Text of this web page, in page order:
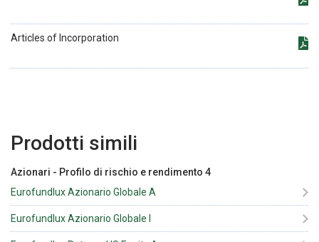
Articles of Incorporation
Prodotti simili
Azionari - Profilo di rischio e rendimento 4
Eurofundlux Azionario Globale A
Eurofundlux Azionario Globale I